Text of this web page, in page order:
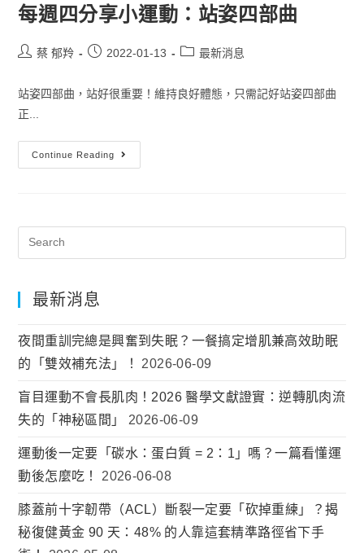
每週四分享小運動：站姿四部曲
蔡 郁羚 2022-01-13 最新消息
站姿四部曲，站好很重要！維持良好體態，只需記好站姿四部曲
正...
Continue Reading
最新消息
夜間重訓完總是興奮到失眠？一餐搞定增肌兼高效助眠
的「雙效補充法」！
2026-06-09
盲目運動不會長肌肉！2026 醫學文獻證實：逆轉肌肉流
失的「神秘區間」
2026-06-09
運動後一定要「碳水：蛋白質 = 2：1」嗎？一篇看懂運
動後怎麼吃！
2026-06-08
膝蓋前十字韌帶（ACL）斷裂一定要「砍掉重練」？揭
秘復健黃金 90 天：48% 的人靠這套精準路徑省下手